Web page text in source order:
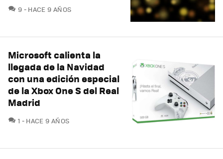
9 COMENTARIOS
HACE 9 AÑOS
Microsoft calienta la
llegada de la Navidad
con una edición especial
de la Xbox One S del Real
Madrid
1 COMENTARIOS
HACE 9 AÑOS